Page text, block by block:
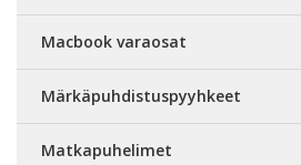
Macbook varaosat
Märkäpuhdistuspyyhkeet
Matkapuhelimet